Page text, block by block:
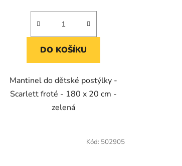
DO KOŠÍKU
Mantinel do dětské postýlky -
Scarlett froté - 180 x 20 cm -
zelená
Kód: 502905